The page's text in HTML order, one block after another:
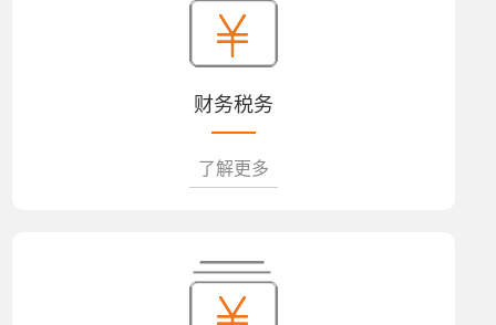
财务税务
了解更多